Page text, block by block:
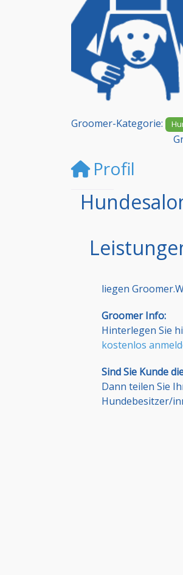
Groomer-Kategorie:
Profil
liegen
Groomer Info:
Hinterlegen Sie
kostenlos
Sind Sie Kunde
Dann teilen Sie
Hundebesitzer/